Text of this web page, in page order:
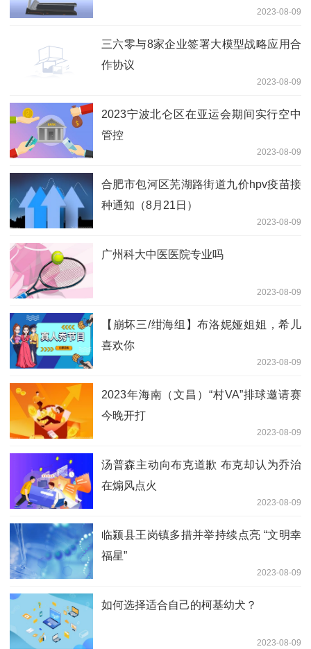
2023-08-09
三六零与8家企业签署大模型战略应用合
作协议
2023-08-09
2023宁波北仑区在亚运会期间实行空中
管控
2023-08-09
合肥市包河区芜湖路街道九价hpv疫苗接
种通知（8月21日）
2023-08-09
广州科大中医医院专业吗
2023-08-09
【崩坏三/绀海组】布洛妮娅姐姐，希儿
喜欢你
2023-08-09
2023年海南（文昌）“村VA”排球邀请赛
今晚开打
2023-08-09
汤普森主动向布克道歉 布克却认为乔治
在煽风点火
2023-08-09
临颍县王岗镇多措并举持续点亮 “文明幸
福星”
2023-08-09
如何选择适合自己的柯基幼犬？
2023-08-09